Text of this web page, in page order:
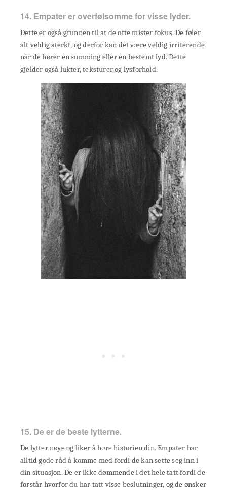
14. Empater er overfølsomme for visse lyder.
Dette er også grunnen til at de ofte mister fokus. De føler
alt veldig sterkt, og derfor kan det være veldig irriterende
når de hører en summing eller en bestemt lyd. Dette
gjelder også lukter, teksturer og lysforhold.
15. De er de beste lytterne.
De lytter nøye og liker å høre historien din. Empater har
alltid gode råd å komme med fordi de kan sette seg inn i
din situasjon. De er ikke dømmende i det hele tatt fordi de
forstår hvorfor du har tatt visse beslutninger, og de ønsker